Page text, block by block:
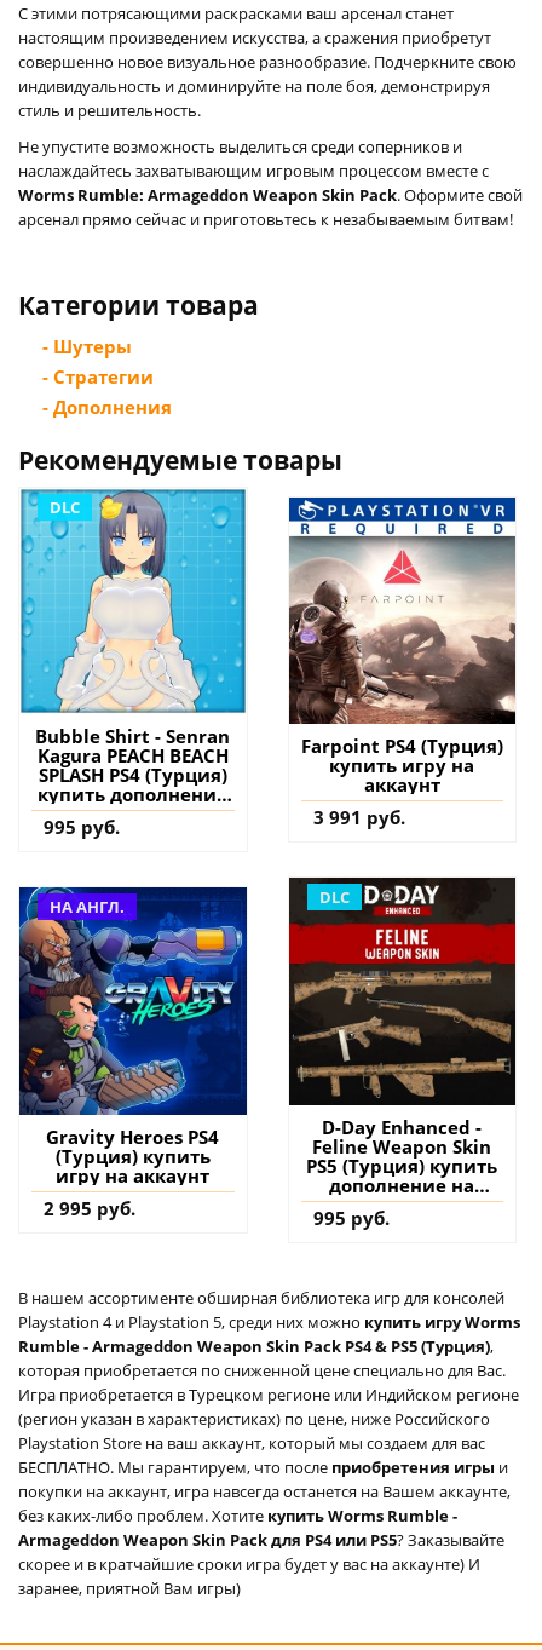
С этими потрясающими раскрасками ваш арсенал станет
настоящим произведением искусства, а сражения приобретут
совершенно новое визуальное разнообразие. Подчеркните свою
индивидуальность и доминируйте на поле боя, демонстрируя
стиль и решительность.
Не упустите возможность выделиться среди соперников и
наслаждайтесь захватывающим игровым процессом вместе с
Worms Rumble: Armageddon Weapon Skin Pack. Оформите свой
арсенал прямо сейчас и приготовьтесь к незабываемым битвам!
Категории товара
- Шутеры
- Стратегии
- Дополнения
Рекомендуемые товары
DLC
Bubble Shirt - Senran
Kagura PEACH BEACH
SPLASH PS4 (Турция)
купить дополнение
на аккаунт
995 руб.
Farpoint PS4 (Турция)
купить игру на
аккаунт
3 991 руб.
НА АНГЛ.
Gravity Heroes PS4
(Турция) купить
игру на аккаунт
2 995 руб.
DLC
D-Day Enhanced -
Feline Weapon Skin
PS5 (Турция) купить
дополнение на
аккаунт
995 руб.
В нашем ассортименте обширная библиотека игр для консолей
Playstation 4 и Playstation 5, среди них можно купить игру Worms
Rumble - Armageddon Weapon Skin Pack PS4 & PS5 (Турция),
которая приобретается по сниженной цене специально для Вас.
Игра приобретается в Турецком регионе или Индийском регионе
(регион указан в характеристиках) по цене, ниже Российского
Playstation Store на ваш аккаунт, который мы создаем для вас
БЕСПЛАТНО. Мы гарантируем, что после приобретения игры и
покупки на аккаунт, игра навсегда останется на Вашем аккаунте,
без каких-либо проблем. Хотите купить Worms Rumble -
Armageddon Weapon Skin Pack для PS4 или PS5? Заказывайте
скорее и в кратчайшие сроки игра будет у вас на аккаунте) И
заранее, приятной Вам игры)